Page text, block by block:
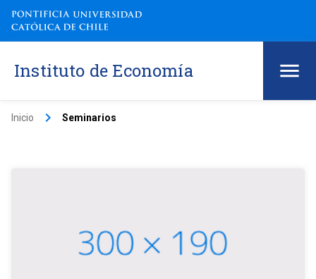
Instituto de Economía
Inicio keyboard_arrow_right Seminarios